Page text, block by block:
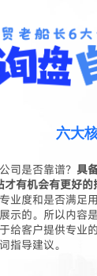
六大
司是否靠谱？ 具
才有机会有更好的
业度和是否满足
示的。所以内容
给客户提供专业
词指导建议。